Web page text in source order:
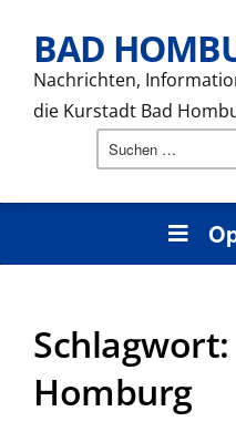
BAD
Nachrichten,
die Kurstadt Bad
Schlagwort:
Homburg